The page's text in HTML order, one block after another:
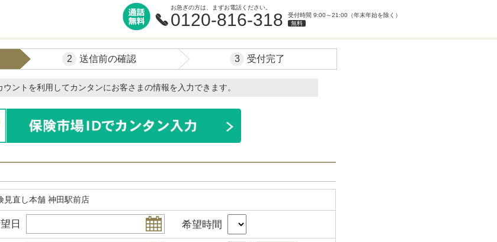
お急ぎの方は、まずお電話ください。
0120-816-318
受付時間 9:00～21:00（年末年始を除く）
無料
2 送信前の確認 3 受付完了
ウントを利用してカンタンにお客さまの情報を入力できます。
見直し本舗 神田駅前店
日 希望時間